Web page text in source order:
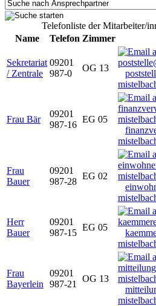
Telefonliste der Mitarbeiter/
Name
Telefon Zimmer
Sekretariat
/ Zentrale
09201
987-0
OG 13
Frau Bär
09201
987-16
EG 05
Frau
Bauer
09201
987-28
EG 02
Herr
Bauer
09201
987-15
EG 05
Frau
Bayerlein
09201
987-21
OG 13